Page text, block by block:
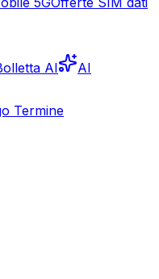
AI AI
Termine